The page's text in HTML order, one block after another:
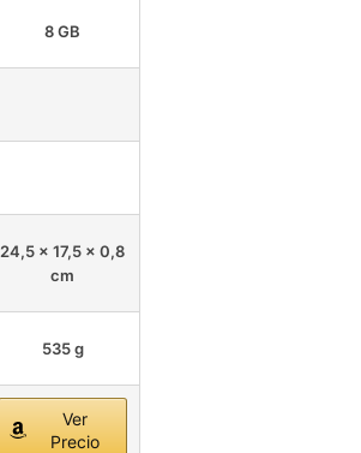
8 GB
24,5 x 17,5 x 0,8
cm
535 g
Ver
Precio